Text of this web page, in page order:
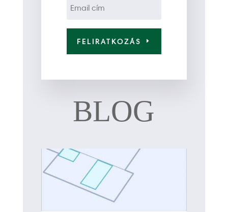
FELIRATKOZÁS
BLOG